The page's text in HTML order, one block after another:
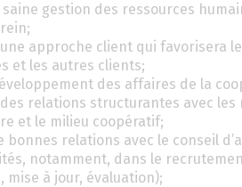
saine gestion des ressources
approche client qui favorisera
et les autres clients;
des affaires de la
relations structurantes avec
et le milieu coopératif;
bonnes relations avec le conseil
notamment, dans le
mise à jour, évaluation);